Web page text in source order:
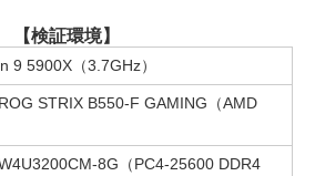
【検証環境】
9 5900X（3.7GHz）
STRIX B550-F GAMING（AMD
8G（PC4-25600 DDR4